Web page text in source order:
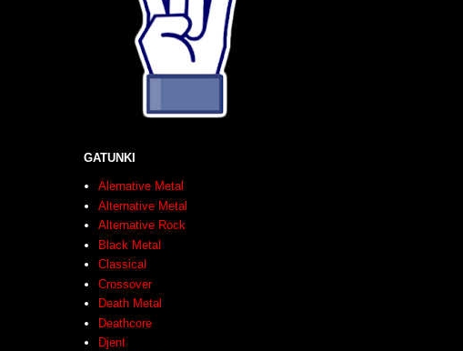
GATUNKI
Alernative Metal
Alternative Metal
Alternative Rock
Black Metal
Classical
Crossover
Death Metal
Deathcore
Djent